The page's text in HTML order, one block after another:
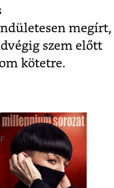
megírt,
szem előtt
kötetre.